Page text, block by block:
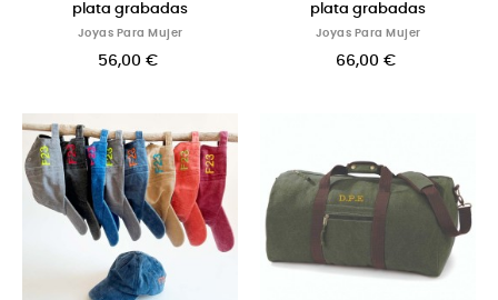
plata grabadas
Joyas Para Mujer
56,00 €
plata grabadas
Joyas Para Mujer
66,00 €